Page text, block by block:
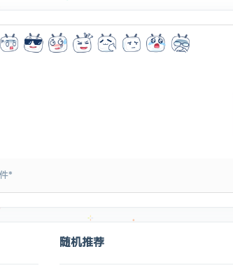
随机推荐